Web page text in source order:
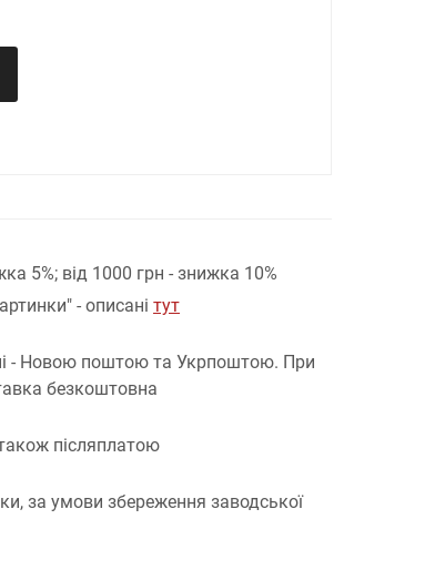
5%; від 1000 грн - знижка 10%
- описані тут
- Новою поштою та Укрпоштою. При
безкоштовна
післяплатою
за умови збереження заводської